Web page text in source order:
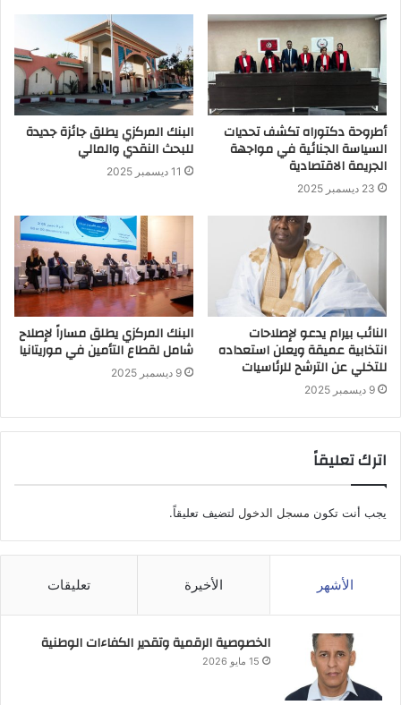
أطروحة دكتوراه تكشف تحديات
السياسة الجنائية في مواجهة
الجريمة الاقتصادية
23 ديسمبر 2025
البنك المركزي يطلق جائزة جديدة
للبحث النقدي والمالي
11 ديسمبر 2025
النائب بيرام يدعو لإصلاحات
انتخابية عميقة ويعلن استعداده
للتخلي عن الترشح للرئاسيات
9 ديسمبر 2025
البنك المركزي يطلق مساراً لإصلاح
شامل لقطاع التأمين في موريتانيا
9 ديسمبر 2025
اترك تعليقاً
يجب أنت تكون مسجل الدخول لتضيف تعليقاً.
الأشهر الأخيرة تعليقات
الخصوصية الرقمية وتقدير الكفاءات الوطنية
15 مايو 2026